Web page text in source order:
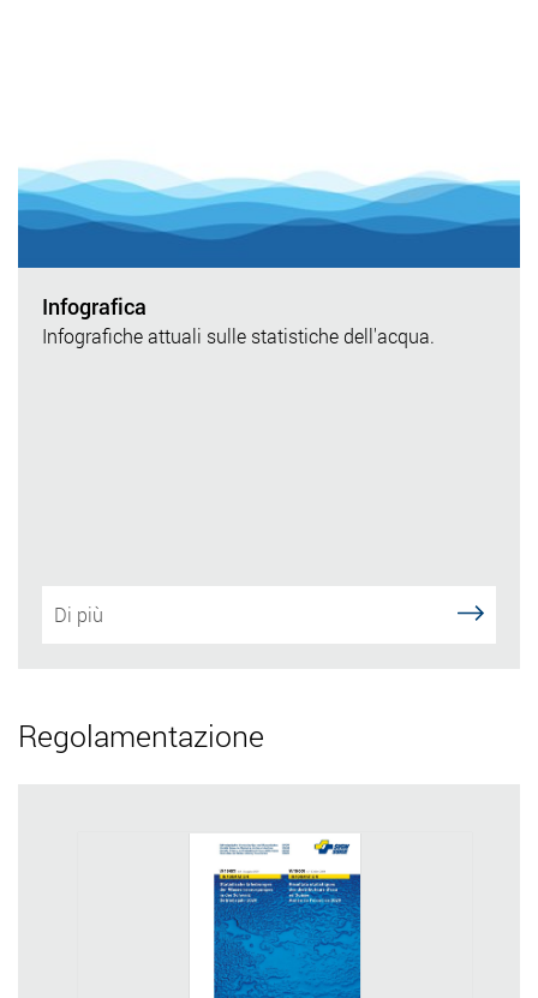
Infografica
Infografiche attuali sulle statistiche dell'acqua.
Di più
Regolamentazione